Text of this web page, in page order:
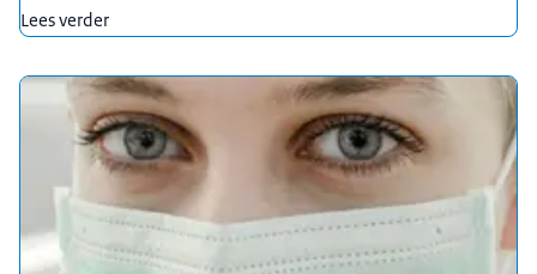
Lees verder